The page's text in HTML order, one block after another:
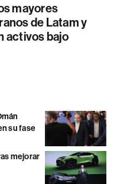
mayores
de Latam y
activos bajo
su fase
mejorar